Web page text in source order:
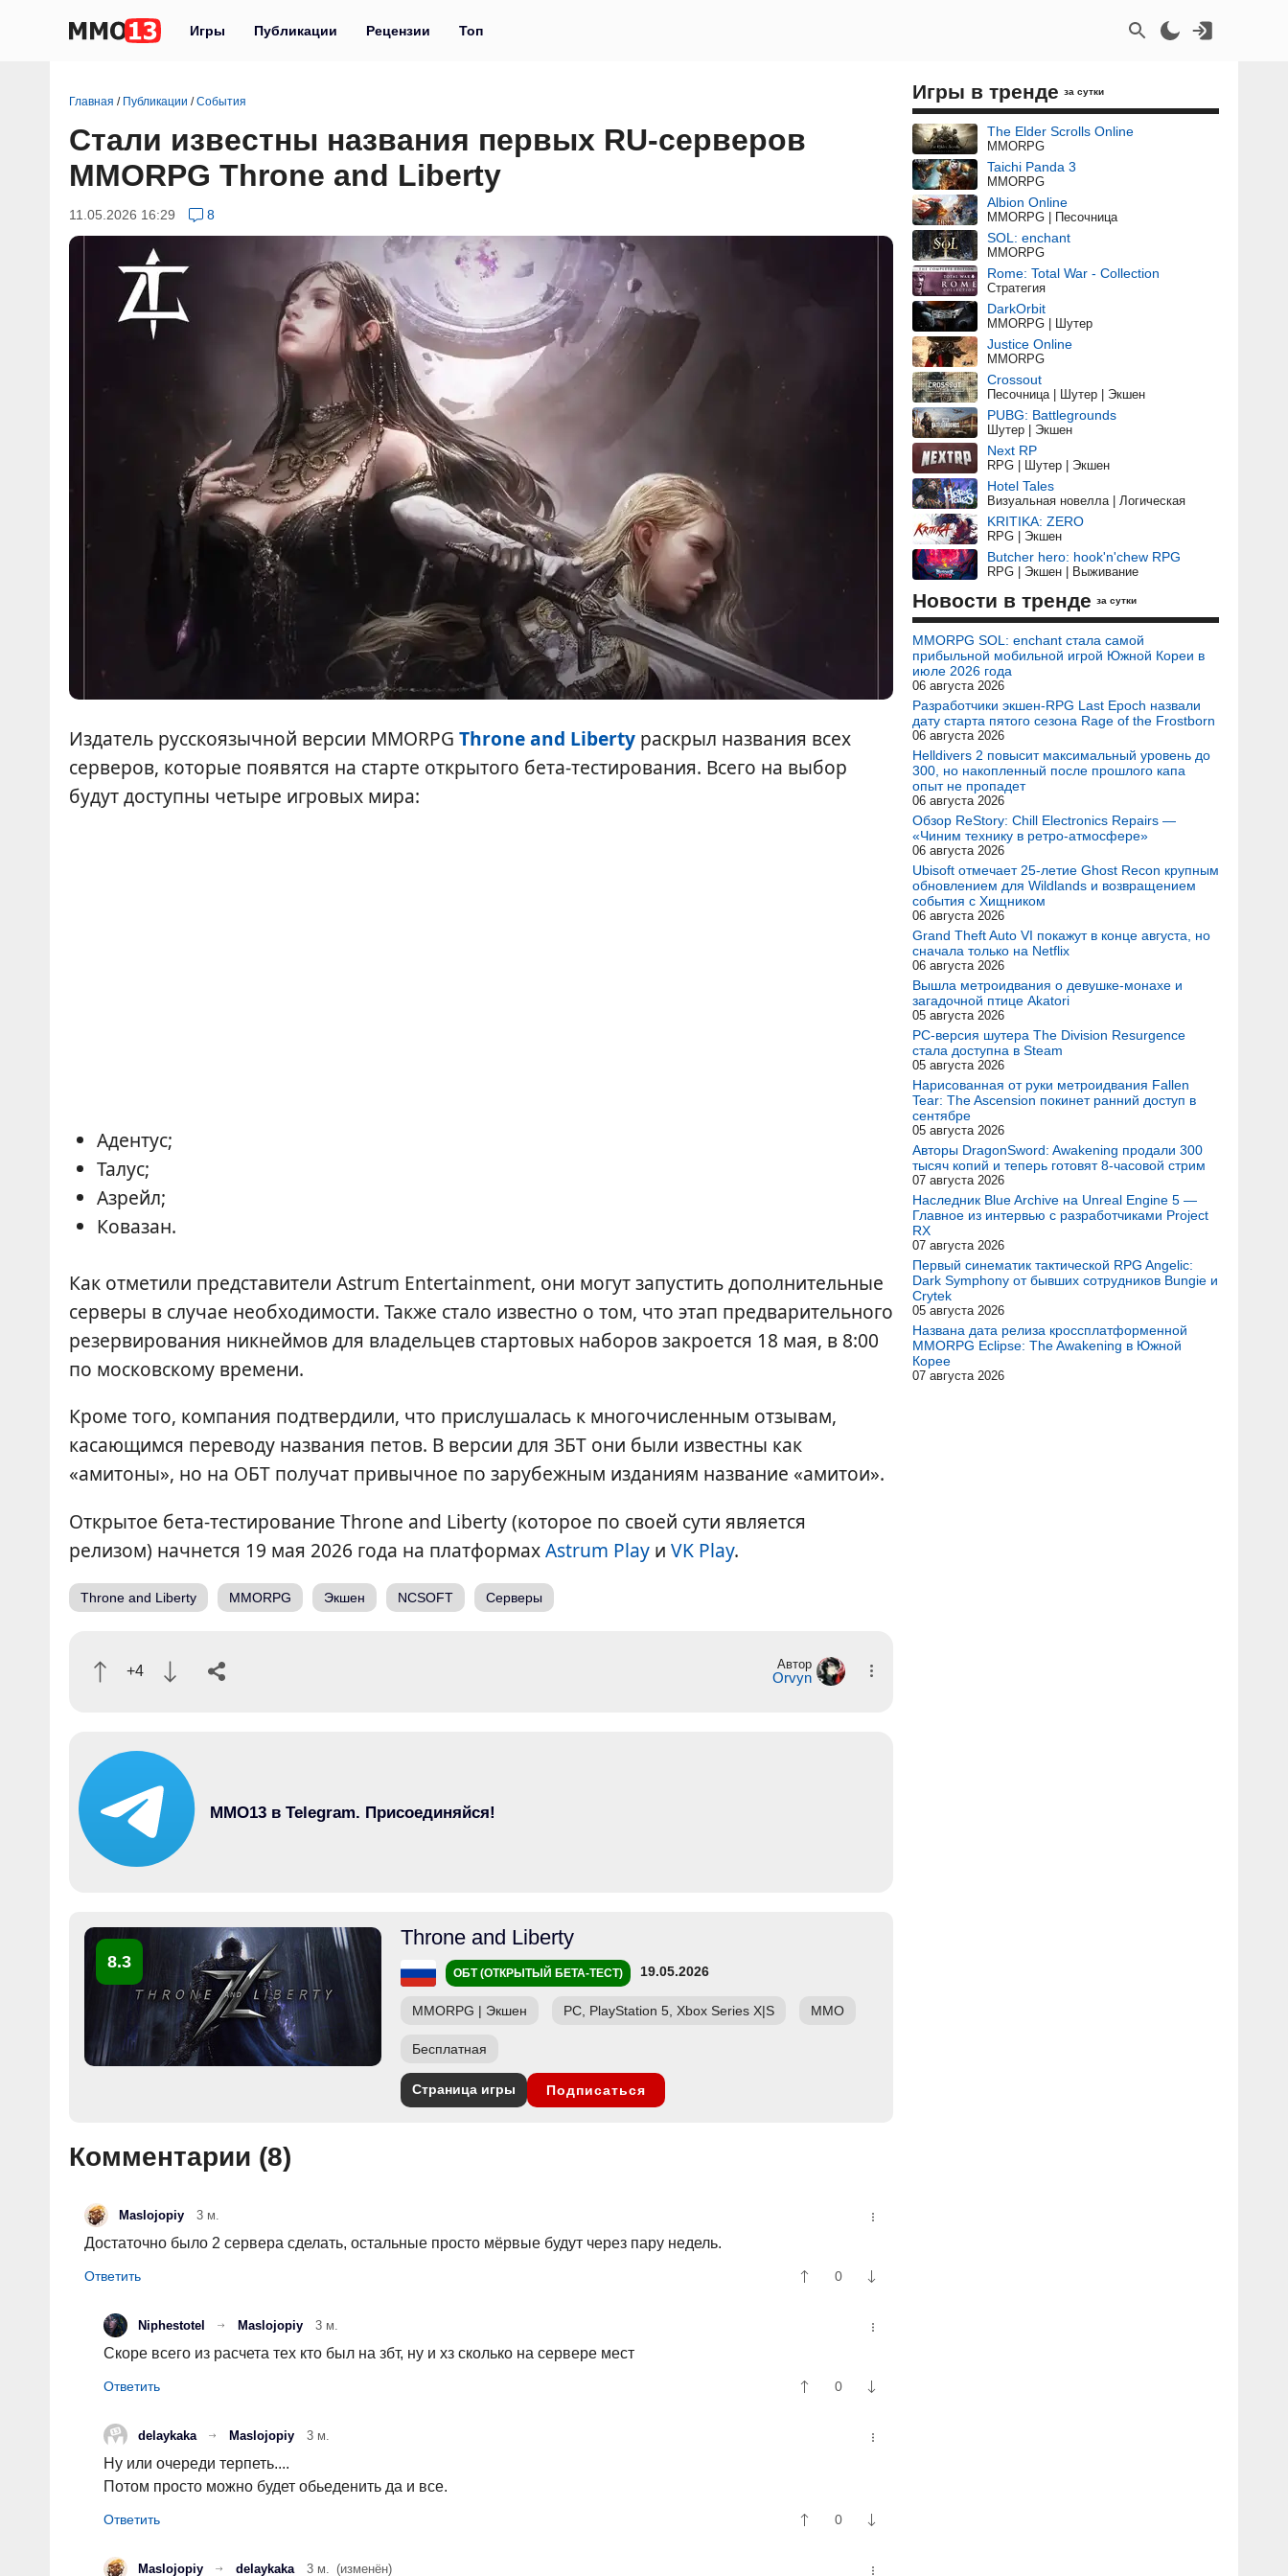
Игры Публикации Рецензии Топ
Главная / Публикации /События
Стали известны названия первых RU-серверов
MMORPG Throne and Liberty
11.05.2026 16:29 8
Издатель русскоязычной версии MMORPG Throne and Liberty раскрыл названия всех
серверов, которые появятся на старте открытого бета-тестирования. Всего на выбор
будут доступны четыре игровых мира:
Адентус;
Талус;
Азрейл;
Ковазан.
Как отметили представители Astrum Entertainment, они могут запустить дополнительные
серверы в случае необходимости. Также стало известно о том, что этап предварительного
резервирования никнеймов для владельцев стартовых наборов закроется 18 мая, в 8:00
по московскому времени.
Кроме того, компания подтвердили, что прислушалась к многочисленным отзывам,
касающимся переводу названия петов. В версии для ЗБТ они были известны как
«амитоны», но на ОБТ получат привычное по зарубежным изданиям название «амитои».
Открытое бета-тестирование Throne and Liberty (которое по своей сути является
релизом) начнется 19 мая 2026 года на платформахAstrum Play и VK Play.
Throne and Liberty MMORPG Экшен NCSOFT Серверы
+4 Автор
Orvyn
MMO13 в Telegram. Присоединяйся!
8.3
Throne and Liberty
ОБТ (ОТКРЫТЫЙ БЕТА-ТЕСТ) 19.05.2026
MMORPG | Экшен PC, PlayStation 5, Xbox Series X|S ММО
Бесплатная
Страница игры Подписаться
Комментарии (8)
Maslojopiy 3 м.
Достаточно было 2 сервера сделать, остальные просто мёрвые будут через пару недель.
0
Niphestotel Maslojopiy 3 м.
Скоре всего из расчета тех кто был на збт, ну и хз сколько на сервере мест
0
delaykaka Maslojopiy 3 м.
Ну или очереди терпеть....
Потом просто можно будет обьеденить да и все.
0
Maslojopiy delaykaka 3 м. (изменён)
Игры в тренде за сутки
The Elder Scrolls Online
MMORPG
Taichi Panda 3
MMORPG
Albion Online
MMORPG | Песочница
SOL: enchant
MMORPG
Rome: Total War - Collection
Стратегия
DarkOrbit
MMORPG | Шутер
Justice Online
MMORPG
Crossout
Песочница | Шутер | Экшен
PUBG: Battlegrounds
Шутер | Экшен
Next RP
RPG | Шутер | Экшен
Hotel Tales
Визуальная новелла | Логическая
KRITIKA: ZERO
RPG | Экшен
Butcher hero: hook'n'chew RPG
RPG | Экшен | Выживание
Новости в тренде за сутки
MMORPG SOL: enchant стала самой
прибыльной мобильной игрой Южной Кореи в
июле 2026 года
06 августа 2026
Разработчики экшен-RPG Last Epoch назвали
дату старта пятого сезона Rage of the Frostborn
06 августа 2026
Helldivers 2 повысит максимальный уровень до
300, но накопленный после прошлого капа
опыт не пропадет
06 августа 2026
Обзор ReStory: Chill Electronics Repairs —
«Чиним технику в ретро-атмосфере»
06 августа 2026
Ubisoft отмечает 25-летие Ghost Recon крупным
обновлением для Wildlands и возвращением
события с Хищником
06 августа 2026
Grand Theft Auto VI покажут в конце августа, но
сначала только на Netflix
06 августа 2026
Вышла метроидвания о девушке-монахе и
загадочной птице Akatori
05 августа 2026
PC-версия шутера The Division Resurgence
стала доступна в Steam
05 августа 2026
Нарисованная от руки метроидвания Fallen
Tear: The Ascension покинет ранний доступ в
сентябре
05 августа 2026
Авторы DragonSword: Awakening продали 300
тысяч копий и теперь готовят 8-часовой стрим
07 августа 2026
Наследник Blue Archive на Unreal Engine 5 —
Главное из интервью с разработчиками Project
RX
07 августа 2026
Первый синематик тактической RPG Angelic:
Dark Symphony от бывших сотрудников Bungie и
Crytek
05 августа 2026
Названа дата релиза кроссплатформенной
MMORPG Eclipse: The Awakening в Южной
Корее
07 августа 2026